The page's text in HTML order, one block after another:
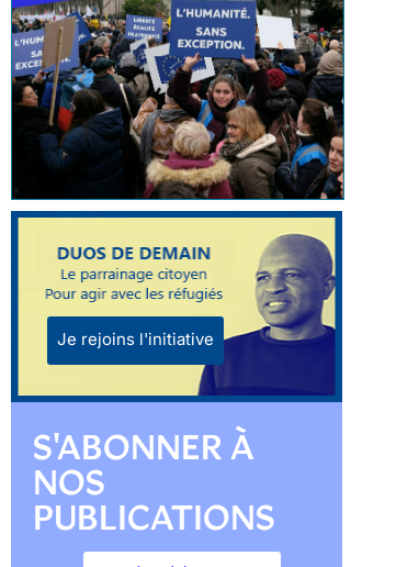
Je rejoins l'initiative
S'ABONNER À
NOS
PUBLICATIONS